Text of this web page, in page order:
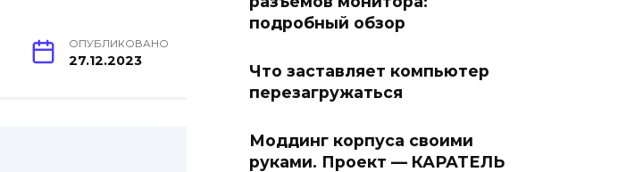
ОПУБЛИКОВАНО
27.12.2023
подробный обзор
Что заставляет компьютер
перезагружаться
Моддинг корпуса своими
руками. Проект — КАРАТЕЛЬ